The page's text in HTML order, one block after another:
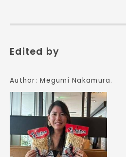
Edited by
Author:Megumi Nakamura.